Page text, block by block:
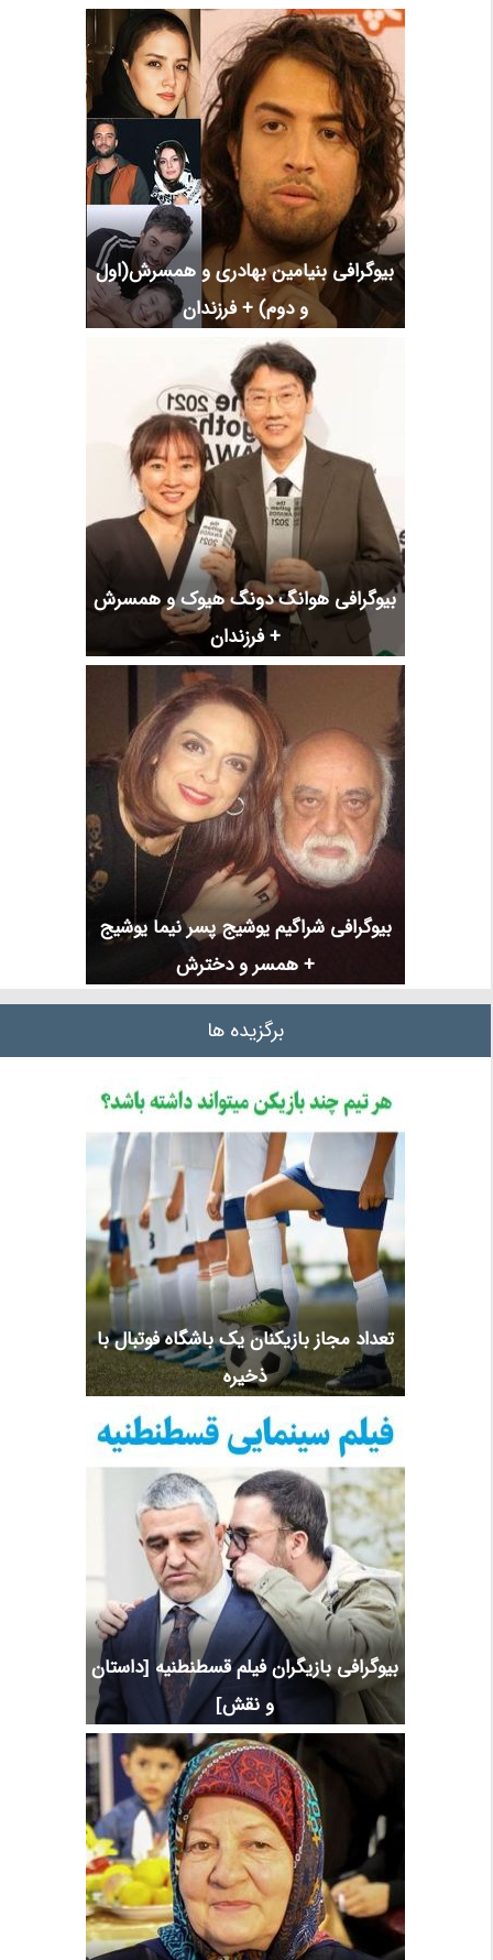
بیوگرافی بنیامین بهادری و همسرش(اول
و دوم) + فرزندان
بیوگرافی هوانگ دونگ هیوک و همسرش
+ فرزندان
بیوگرافی شراگیم یوشیج پسر نیما یوشیج
+ همسر و دخترش
برگزیده ها
تعداد مجاز بازیکنان یک باشگاه فوتبال با
ذخیره
بیوگرافی بازیگران فیلم قسطنطنیه [داستان
و نقش]